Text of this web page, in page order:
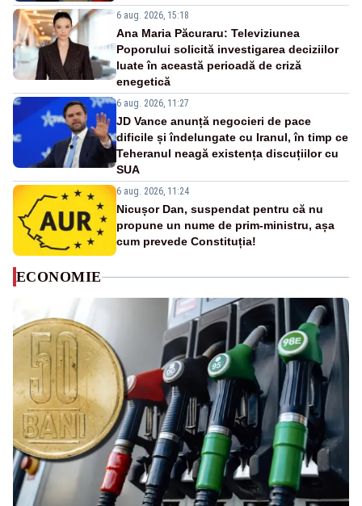
6 aug. 2026, 15:18
Ana Maria Păcuraru: Televiziunea
Poporului solicită investigarea deciziilor
luate în această perioadă de criză
enegetică
6 aug. 2026, 11:27
JD Vance anunță negocieri de pace
dificile și îndelungate cu Iranul, în timp ce
Teheranul neagă existența discuțiilor cu
SUA
6 aug. 2026, 11:24
Nicușor Dan, suspendat pentru că nu
propune un nume de prim-ministru, așa
cum prevede Constituția!
ECONOMIE